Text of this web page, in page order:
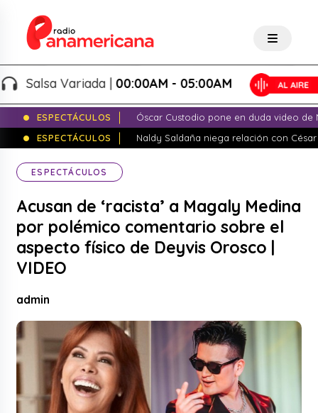
Salsa Variada |00:00AM - 05:00AM
ESPECTÁCULOS
Óscar Custodio pone en duda video de
ESPECTÁCULOS
Naldy Saldaña niega relación con
ESPECTÁCULOS
Acusan de ‘racista’ a Magaly Medina
por polémico comentario sobre el
aspecto físico de Deyvis Orosco |
VIDEO
admin